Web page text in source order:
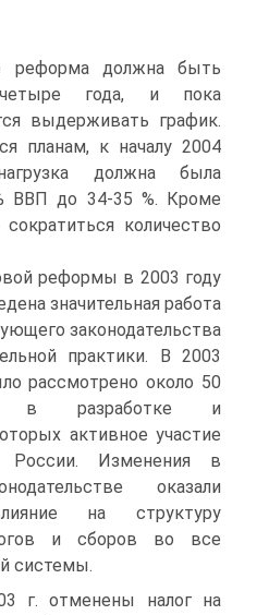
реформа должна быть
года, и пока
выдерживать график.
планам, к началу 2004
должна была
ВВП до 34-35 %. Кроме
количество
реформы в 2003 году
значительная работа
законодательства
практики. В 2003
рассмотрено около 50
в разработке и
активное участие
Изменения в
оказали
на структуру
и сборов во все
системы.
г. отменены налог на